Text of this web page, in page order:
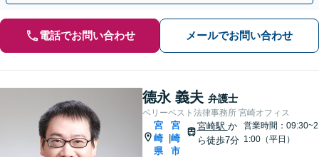
電話でお問い合わせ メールでお問い合わせ
德永 義夫 弁護士
ベリーベスト法律事務所 宮崎オフィス
宮
崎
県
宮
崎
市
宮崎駅 か
ら徒歩7分
営業時間：09:30~2
1:00（平日）